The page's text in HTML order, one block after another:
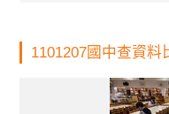
1101207國中查資料